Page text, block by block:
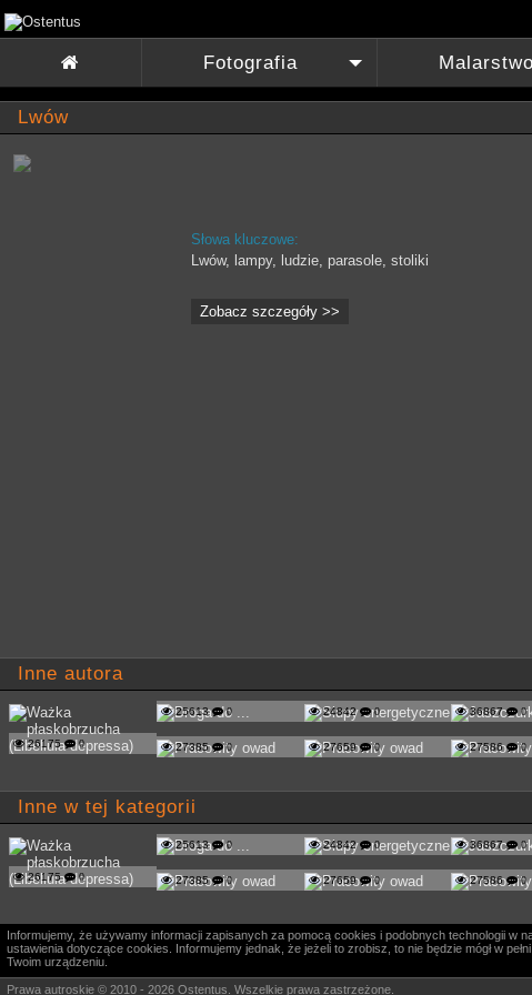

+
Fotografia
Malarstwo
Lwów
Słowa kluczowe:
Lwów, lampy, ludzie, parasole, stoliki
Zobacz szczegóły >>
Inne autora
26175 0
25613 0 24842 0 36867 0
27385
0 27659 0 27586
0
Inne w tej kategorii
26175 0
25613 0 24842 0 36867 0
27385
0 27659 0 27586
0
Informujemy, że używamy informacji zapisanych za pomocą cookies i podobnych technologii w
ustawienia dotyczące cookies. Informujemy jednak, że jeżeli to zrobisz, to nie będzie mógł w
Twoim urządzeniu.
Prawa autroskie © 2010 - 2026 Ostentus. Wszelkie prawa zastrzeżone.